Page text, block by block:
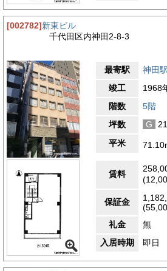
[002782]新東ビル
千代田区内神田2-8-3
最寄駅 神田駅
竣工
1968
階数
5階
坪数
G
平米
賃料
保証金
礼金
無
入居時期
即日